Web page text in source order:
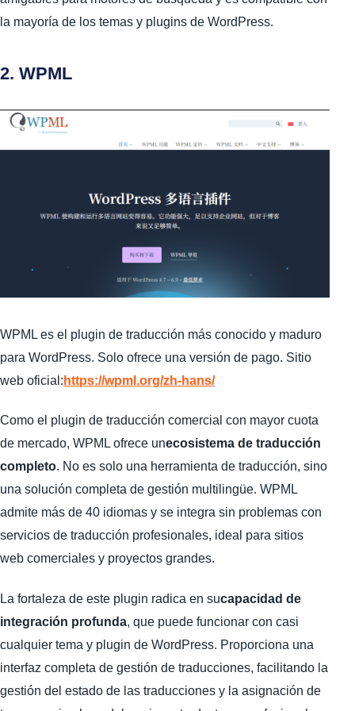
la mayoría de los temas y plugins de WordPress.
2. WPML
WPML es el plugin de traducción más conocido y maduro
para WordPress. Solo ofrece una versión de pago. Sitio
web oficial: https://wpml.org/zh-hans/
Como el plugin de traducción comercial con mayor cuota
de mercado, WPML ofrece unecosistema de traducción
completo. No es solo una herramienta de traducción, sino
una solución completa de gestión multilingüe. WPML
admite más de 40 idiomas y se integra sin problemas con
servicios de traducción profesionales, ideal para sitios
web comerciales y proyectos grandes.
La fortaleza de este plugin radica en sucapacidad de
integración profunda, que puede funcionar con casi
cualquier tema y plugin de WordPress. Proporciona una
interfaz completa de gestión de traducciones, facilitando la
gestión del estado de las traducciones y la asignación de